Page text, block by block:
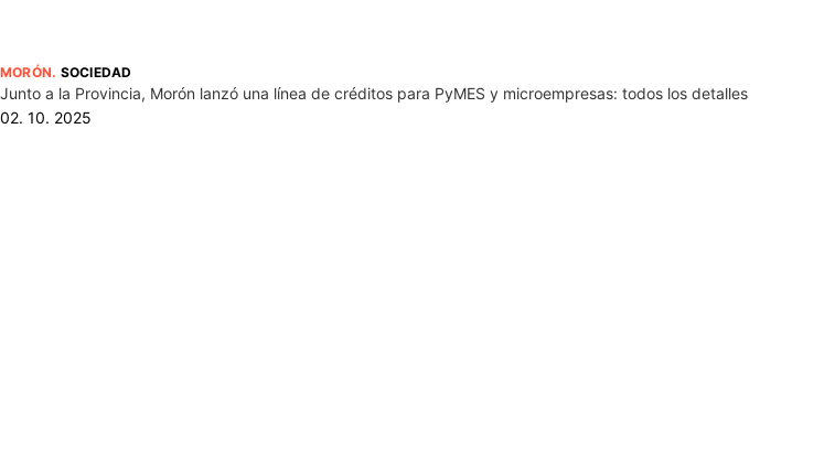
MORÓN. SOCIEDAD
Junto a la Provincia, Morón lanzó una línea de créditos para PyMES y microempresas: todos los detalles
02. 10. 2025